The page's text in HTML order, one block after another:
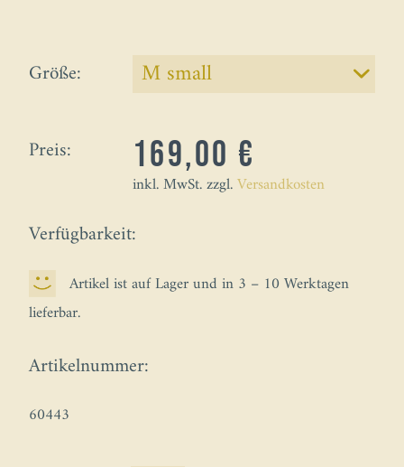
Größe:
Preis: 169,00 €
inkl. MwSt. zzgl.Versandkosten
Verfügbarkeit:
Artikel ist auf Lager und in 3 – 10 Werktagen
lieferbar.
Artikelnummer:
60443